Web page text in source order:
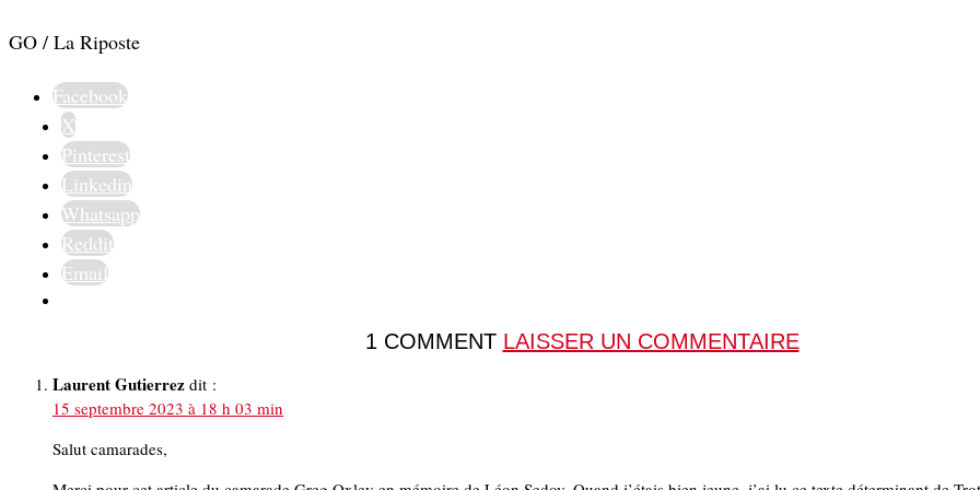
GO / La Riposte
Facebook
X
Pinterest
Linkedin
Whatsapp
Reddit
Email
1 COMMENT LAISSER UN COMMENTAIRE
Laurent Gutierrez dit :
15 septembre 2023 à 18 h 03 min
Salut camarades,